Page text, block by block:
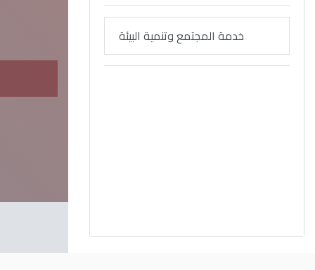
ياسر مجدي حتاتة رئيس
خدمة المجتمع وتنمية البيئة